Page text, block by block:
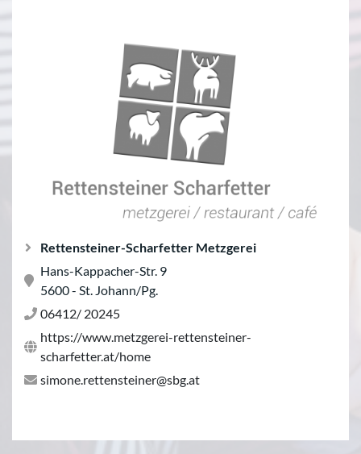
Rettensteiner-Scharfetter Metzgerei
Hans-Kappacher-Str. 9
5600 - St. Johann/Pg.
06412/ 20245
https://www.metzgerei-rettensteiner-
scharfetter.at/home
simone.rettensteiner@sbg.at